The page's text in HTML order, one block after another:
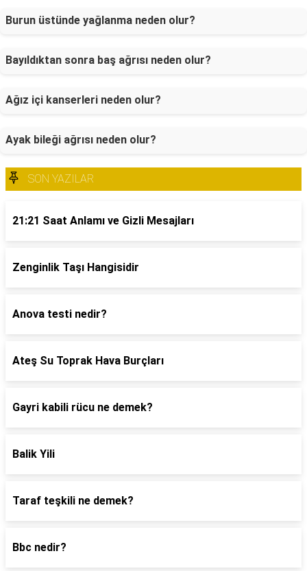
Burun üstünde yağlanma neden olur?
Bayıldıktan sonra baş ağrısı neden olur?
Ağız içi kanserleri neden olur?
Ayak bileği ağrısı neden olur?
SON YAZILAR
21:21 Saat Anlamı ve Gizli Mesajları
Zenginlik Taşı Hangisidir
Anova testi nedir?
Ateş Su Toprak Hava Burçları
Gayri kabili rücu ne demek?
Balik Yili
Taraf teşkili ne demek?
Bbc nedir?